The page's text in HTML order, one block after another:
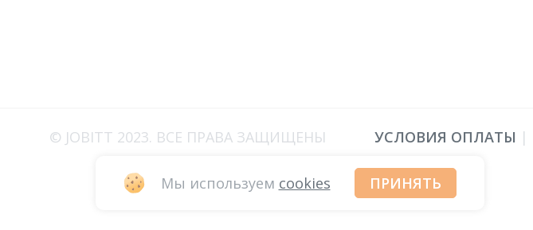
© JOBITT 2023. ВСЕ ПРАВА ЗАЩИЩЕНЫ УСЛОВИЯ ОПЛАТЫ |
Мы используем cookies ПРИНЯТЬ